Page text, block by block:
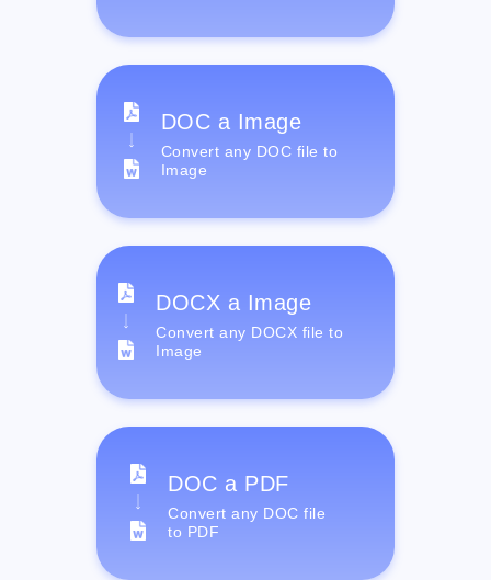
DOC a Image
Convert any DOC file to
Image
DOCX a Image
Convert any DOCX file to
Image
DOC a PDF
Convert any DOC file
to PDF